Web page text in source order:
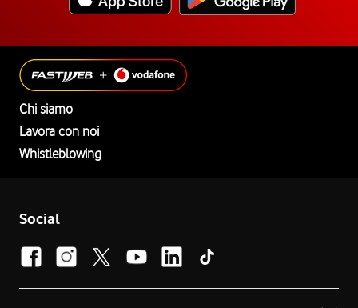
Chi siamo
Lavora con noi
Whistleblowing
Social